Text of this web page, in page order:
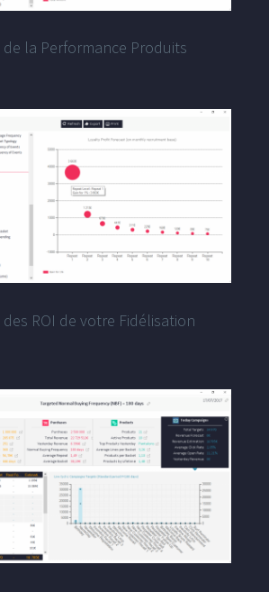
de la Performance Produits
des ROI de votre Fidélisation